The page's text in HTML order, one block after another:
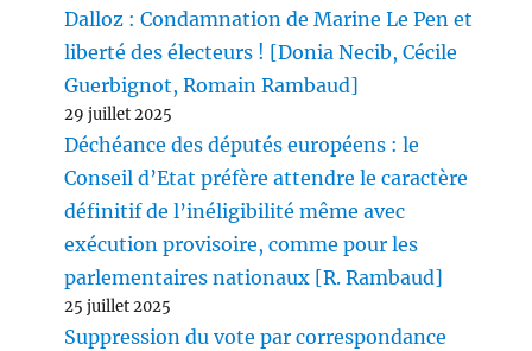
Dalloz : Condamnation de Marine Le Pen et
liberté des électeurs ! [Donia Necib, Cécile
Guerbignot, Romain Rambaud]
29 juillet 2025
Déchéance des députés européens : le
Conseil d’Etat préfère attendre le caractère
définitif de l’inéligibilité même avec
exécution provisoire, comme pour les
parlementaires nationaux [R. Rambaud]
25 juillet 2025
Suppression du vote par correspondance